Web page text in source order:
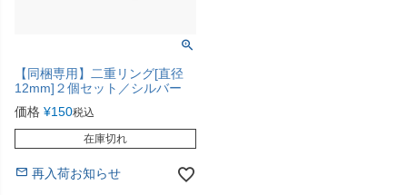
【同梱専用】二重リング[直径
12mm]２個セット／シルバー
価格 ¥150税込
在庫切れ
再入荷お知らせ